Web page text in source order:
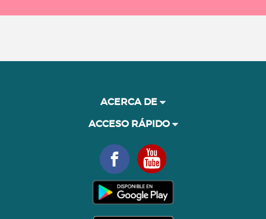
ACERCA DE
ACCESO RÁPIDO